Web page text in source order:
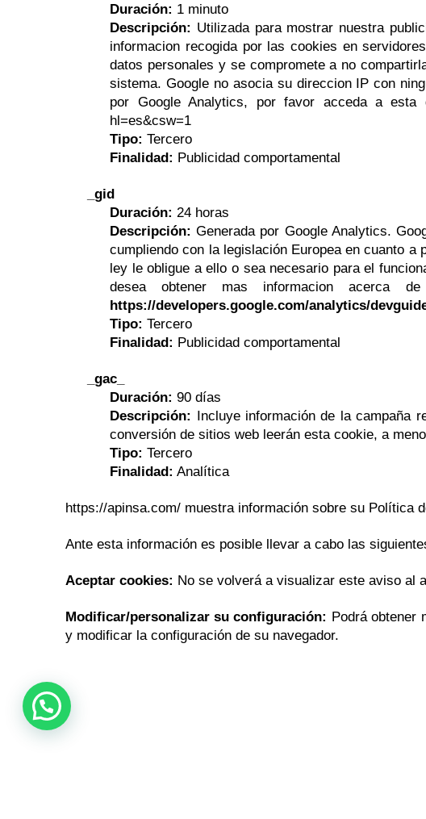
Duración: 1 minuto
Descripción: Utilizada para mostrar nuestra
informacion recogida por las cookies en
datos personales y se compromete a no
sistema. Google no asocia su direccion IP con
por Google Analytics, por favor acceda a esta
hl=es&csw=1
Tipo: Tercero
Finalidad: Publicidad comportamental
_gid
Duración: 24 horas
Descripción: Generada por Google Analytics.
cumpliendo con la legislación Europea en cuanto
ley le obligue a ello o sea necesario para el
desea obtener mas informacion acerca
https://developers.google.com/analytics/
Tipo: Tercero
Finalidad: Publicidad comportamental
_gac_
Duración: 90 días
Descripción:
Incluye información de la campaña
conversión de sitios web leerán esta cookie, a
Tipo: Tercero
Finalidad: Analítica
https://apinsa.com/ muestra información sobre su Política
Ante esta información es posible llevar a cabo las
Aceptar cookies: No se volverá a visualizar este aviso al
Modificar/personalizar su configuración: Podrá obtener
y modificar la configuración de su navegador.